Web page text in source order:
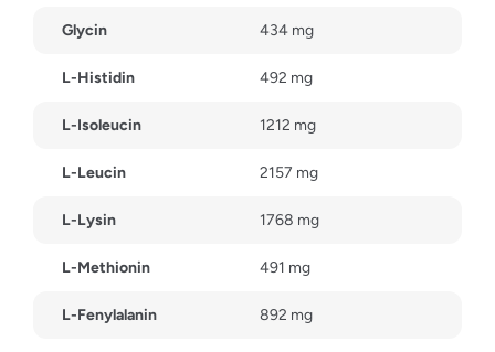
Glycin 434 mg
L-Histidin 492 mg
L-Isoleucin 1212 mg
L-Leucin 2157 mg
L-Lysin 1768 mg
L-Methionin 491 mg
L-Fenylalanin 892 mg